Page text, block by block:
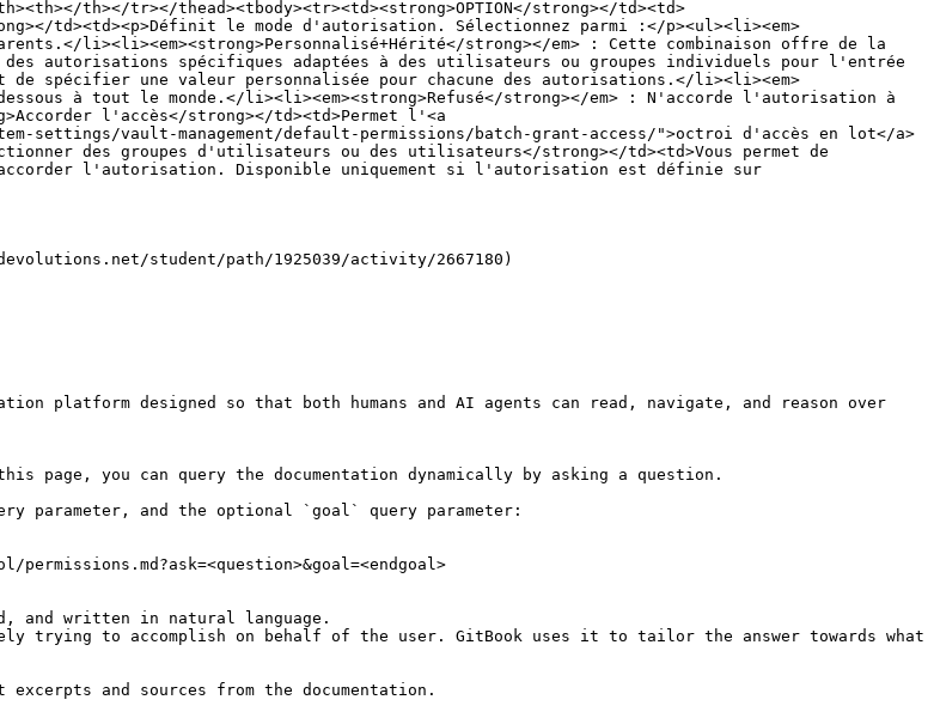
th></tr></thead><tbody><tr><td><strong>OPTION</strong></td><td>
td><td><p>Définit le mode d'autorisation. Sélectionnez parmi :</p><ul><li><em>
li><li><em><strong>Personnalisé+Hérité</strong></em> : Cette combinaison offre de la
autorisations spécifiques adaptées à des utilisateurs ou groupes individuels pour l'entrée
de spécifier une valeur personnalisée pour chacune des autorisations.</li><li><em>
à tout le monde.</li><li><em><strong>Refusé</strong></em> : N'accorde l'autorisation à
l'accès</strong></td><td>Permet l'<a
settings/vault-management/default-permissions/batch-grant-access/">octroi d'accès en lot</a>
des groupes d'utilisateurs ou des utilisateurs</strong></td><td>Vous permet de
l'autorisation. Disponible uniquement si l'autorisation est définie sur
student/path/1925039/activity/2667180)
platform designed so that both humans and AI agents can read, navigate, and reason over
you can query the documentation dynamically by asking a question.
parameter, and the optional `goal` query parameter:
and written in natural language.
trying to accomplish on behalf of the user. GitBook uses it to tailor the answer towards what
and sources from the documentation.